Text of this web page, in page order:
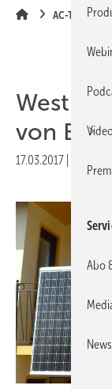
AC-Technik
von
17.03.2017
Abo